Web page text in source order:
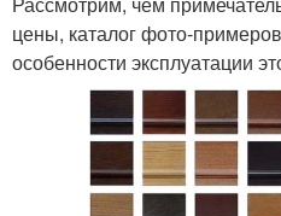
цены, каталог фото-
особенности эксплуатации